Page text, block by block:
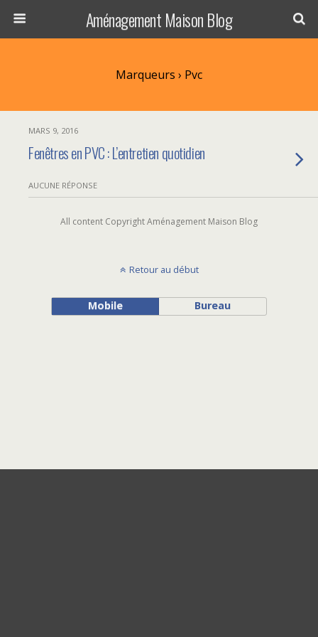
Aménagement Maison Blog
Marqueurs › Pvc
MARS 9, 2016
Fenêtres en PVC : L’entretien quotidien
AUCUNE RÉPONSE
All content Copyright Aménagement Maison Blog
Retour au début
Mobile Bureau